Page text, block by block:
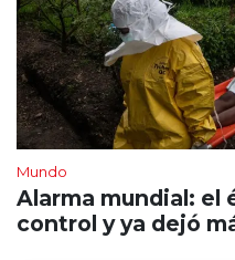
Mundo
Alarma mundial: el
control y ya dejó